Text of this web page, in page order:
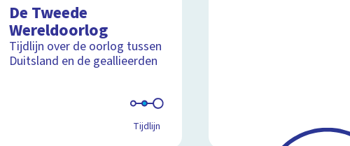
De Tweede
Wereldoorlog
Tijdlijn over de oorlog tussen
Duitsland en de geallieerden
Tijdlijn